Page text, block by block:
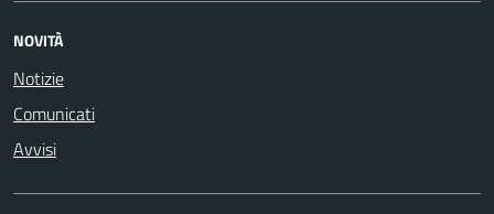
NOVITÀ
Notizie
Comunicati
Avvisi